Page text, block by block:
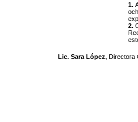
1.
2.
Lic. Sara López, Directora